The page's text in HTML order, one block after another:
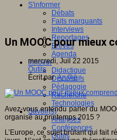
S'informer
Débats
Faits marquants
Interviews
Reportages
Brèves
Agenda
Innover
Didactique
Dispositifs
Pédagogie
Recherche
Technologies
Savoir(s)
Analyses
Conférences
Outils
Un MOOC pour mieux
mercredi, Juil 22 2015
Outils
Écrit parAn@é
Avez-vous entendu parler du
organisé au printemps 2015 ?
L’Europe, ce sujet brûlant qui fait